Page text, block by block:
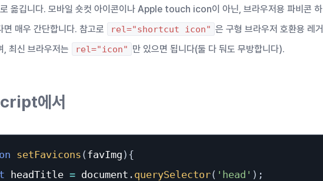
옮깁니다. 모바일 숏컷 아이콘이나 Apple touch icon이 아닌, 브라우저용 파비콘 하
면 매우 간단합니다. 참고로
rel="shortcut icon" 은 구형 브라우저 호환용 레거
, 최신 브라우저는
rel="icon" 만 있으면 됩니다(둘 다 둬도 무방합니다).
에서
setFavicons ( favImg ) {
headTitle = document . querySelector( 'head' ) ;